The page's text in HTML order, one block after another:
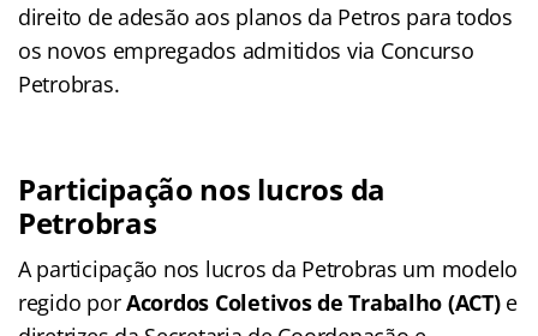
direito de adesão aos planos da Petros para todos
os novos empregados admitidos via Concurso
Petrobras.
Participação nos lucros da
Petrobras
A participação nos lucros da Petrobras um modelo
regido porAcordos Coletivos de Trabalho (ACT)e